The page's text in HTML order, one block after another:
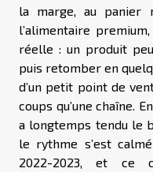
la marge, au panier
l’alimentaire
réelle : un produit
puis retomber en
d’un petit point de
coups qu’une chaîne.
a longtemps tendu le
le rythme s’est
2022-2023, et ce